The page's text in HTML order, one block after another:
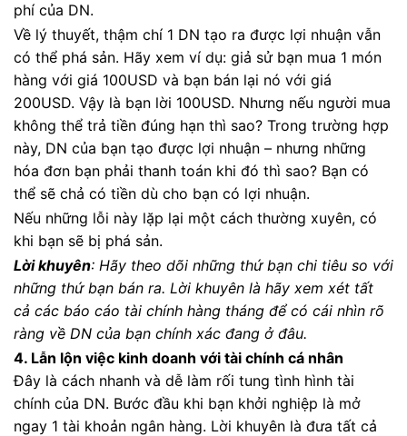
phí của DN.
Về lý thuyết, thậm chí 1 DN tạo ra được lợi nhuận vẫn
có thể phá sản. Hãy xem ví dụ: giả sử bạn mua 1 món
hàng với giá 100USD và bạn bán lại nó với giá
200USD. Vậy là bạn lời 100USD. Nhưng nếu người mua
không thể trả tiền đúng hạn thì sao? Trong trường hợp
này, DN của bạn tạo được lợi nhuận – nhưng những
hóa đơn bạn phải thanh toán khi đó thì sao? Bạn có
thể sẽ chả có tiền dù cho bạn có lợi nhuận.
Nếu những lỗi này lặp lại một cách thường xuyên, có
khi bạn sẽ bị phá sản.
Lời khuyên: Hãy theo dõi những thứ bạn chi tiêu so với
những thứ bạn bán ra. Lời khuyên là hãy xem xét tất
cả các báo cáo tài chính hàng tháng để có cái nhìn rõ
ràng về DN của bạn chính xác đang ở đâu.
4. Lẫn lộn việc kinh doanh với tài chính cá nhân
Đây là cách nhanh và dễ làm rối tung tình hình tài
chính của DN. Bước đầu khi bạn khởi nghiệp là mở
ngay 1 tài khoản ngân hàng. Lời khuyên là đưa tất cả